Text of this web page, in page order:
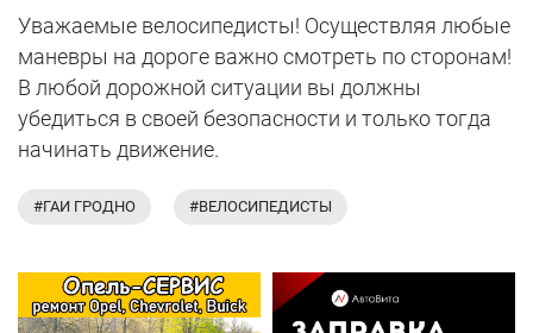
Уважаемые велосипедисты! Осуществляя любые
маневры на дороге важно смотреть по сторонам!
В любой дорожной ситуации вы должны
убедиться в своей безопасности и только тогда
начинать движение.
#ГАИ ГРОДНО #ВЕЛОСИПЕДИСТЫ